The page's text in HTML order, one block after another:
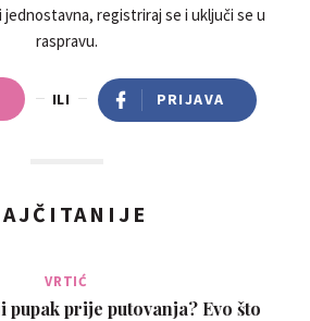
jednostavna, registriraj se i uključi se u
raspravu.
ILI PRIJAVA
VRTIĆ
pupak prije putovanja? Evo što